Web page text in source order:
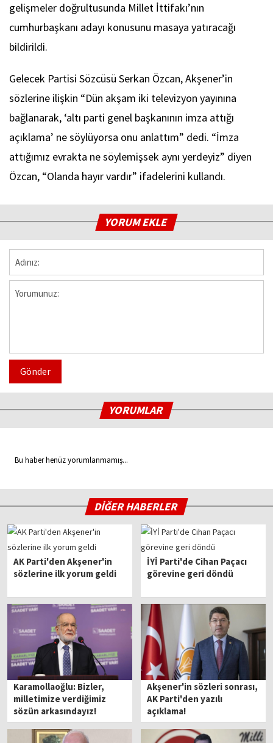
gelişmeler doğrultusunda Millet İttifakı’nın
cumhurbaşkanı adayı konusunu masaya yatıracağı
bildirildi.
Gelecek Partisi Sözcüsü Serkan Özcan, Akşener’in
sözlerine ilişkin “Dün akşam iki televizyon yayınına
bağlanarak, ‘altı parti genel başkanının imza attığı
açıklama’ ne söylüyorsa onu anlattım” dedi. “İmza
attığımız evrakta ne söylemişsek aynı yerdeyiz” diyen
Özcan, “Olanda hayır vardır” ifadelerini kullandı.
YORUM EKLE
Gönder
YORUMLAR
Bu haber henüz yorumlanmamış...
DİĞER HABERLER
AK Parti'den Akşener'in
sözlerine ilk yorum geldi
İYİ Parti'de Cihan Paçacı
görevine geri döndü
Karamollaoğlu: Bizler,
milletimize verdiğimiz
sözün arkasındayız!
Akşener'in sözleri sonrası,
AK Parti'den yazılı
açıklama!